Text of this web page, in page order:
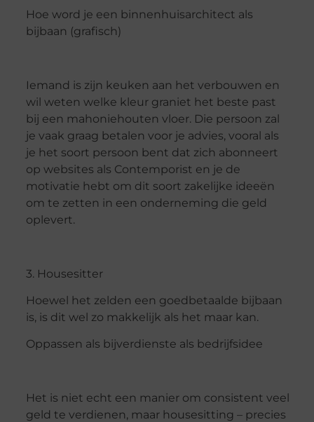
Hoe word je een binnenhuisarchitect als
bijbaan (grafisch)
Iemand is zijn keuken aan het verbouwen en
wil weten welke kleur graniet het beste past
bij een mahoniehouten vloer. Die persoon zal
je vaak graag betalen voor je advies, vooral als
je het soort persoon bent dat zich abonneert
op websites als Contemporist en je de
motivatie hebt om dit soort zakelijke ideeën
om te zetten in een onderneming die geld
oplevert.
3. Housesitter
Hoewel het zelden een goedbetaalde bijbaan
is, is dit wel zo makkelijk als het maar kan.
Oppassen als bijverdienste als bedrijfsidee
Het is niet echt een manier om consistent veel
geld te verdienen, maar housesitting – precies